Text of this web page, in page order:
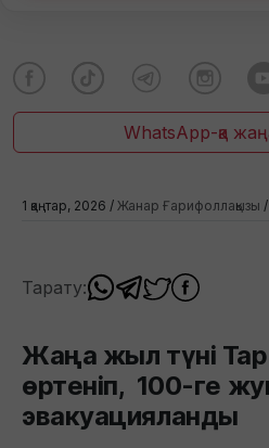
WhatsApp-қа
1 қаңтар, 2026 / Жанар Ғарифоллақызы /
Тарату:
Жаңа жыл түні
өртеніп, 100-ге
эвакуацияланды